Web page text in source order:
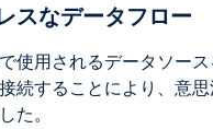
スなデータフロー
使用されるデータソー
続することにより、意
た。